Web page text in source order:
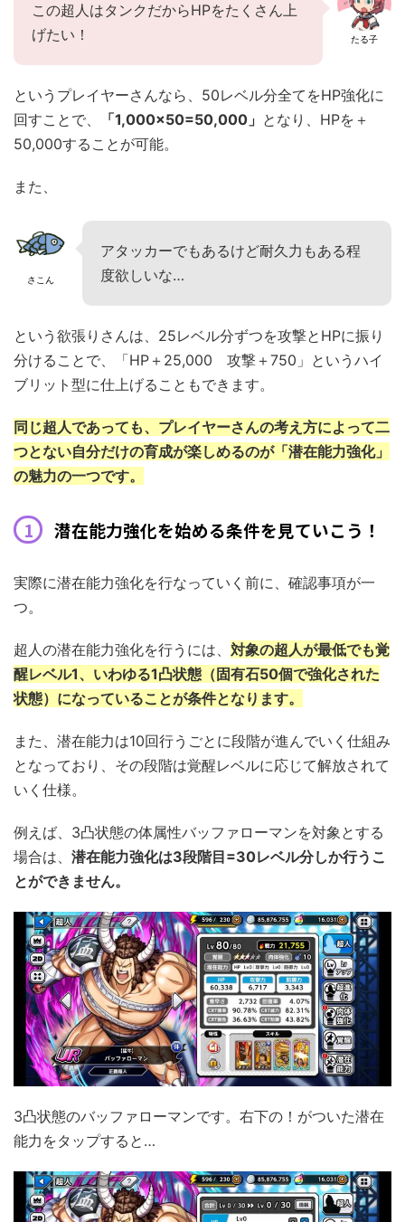
たる子
この超人はタンクだからHPをたくさん上
げたい！
というプレイヤーさんなら、50レベル分全てをHP強化に
回すことで、
「1,000×50=50,000」 となり、HPを＋
50,000することが可能。
また、
さこん
アタッカーでもあるけど耐久力もある程
度欲しいな…
という欲張りさんは、25レベル分ずつを攻撃とHPに振り
分けることで、「HP＋25,000 攻撃＋750」というハイ
ブリット型に仕上げることもできます。
同じ超人であっても、プレイヤーさんの考え方によって二
つとない自分だけの育成が楽しめるのが「潜在能力強化」
の魅力の一つです。
潜在能力強化を始める条件を見ていこう！
実際に潜在能力強化を行なっていく前に、確認事項が一
つ。
超人の潜在能力強化を行うには、 対象の超人が最低でも覚
醒レベル1、いわゆる1凸状態（固有石50個で強化された
状態）になっていることが条件となります。
また、潜在能力は10回行うごとに段階が進んでいく仕組み
となっており、その段階は覚醒レベルに応じて解放されて
いく仕様。
例えば、3凸状態の体属性バッファローマンを対象とする
場合は、 潜在能力強化は3段階目=30レベル分しか行うこ
とができません。
3凸状態のバッファローマンです。右下の！がついた潜在
能力をタップすると…